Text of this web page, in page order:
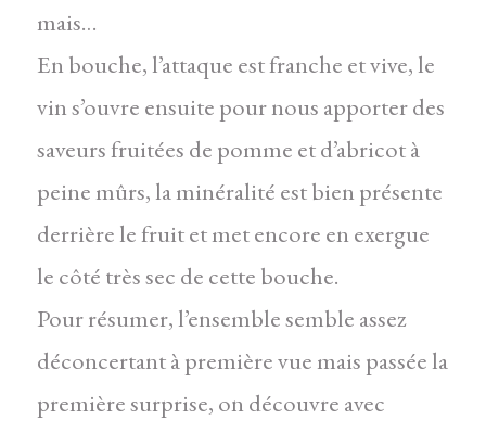
mais…
En bouche, l’attaque est franche et vive, le
vin s’ouvre ensuite pour nous apporter des
saveurs fruitées de pomme et d’abricot à
peine mûrs, la minéralité est bien présente
derrière le fruit et met encore en exergue
le côté très sec de cette bouche.
Pour résumer, l’ensemble semble assez
déconcertant à première vue mais passée la
première surprise, on découvre avec